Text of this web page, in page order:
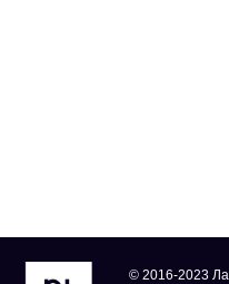
© 2016-2023